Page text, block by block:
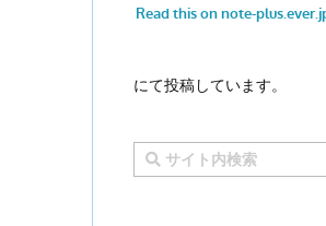
にて投稿しています。